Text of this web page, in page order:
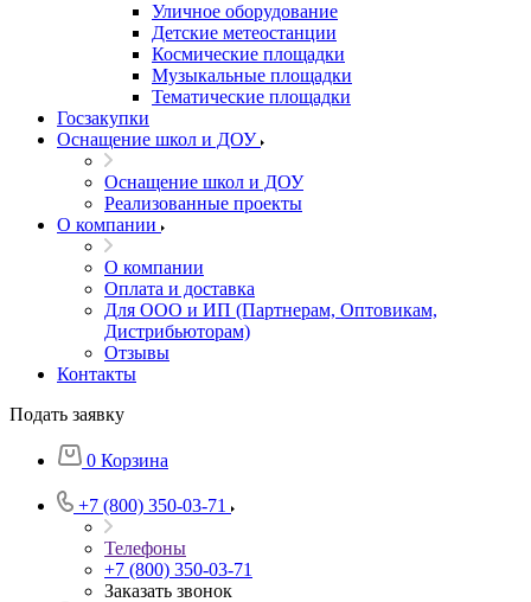
Уличное оборудование
Детские метеостанции
Космические площадки
Музыкальные площадки
Тематические площадки
Госзакупки
Оснащение школ и ДОУ
Оснащение школ и ДОУ
Реализованные проекты
О компании
О компании
Оплата и доставка
Для ООО и ИП (Партнерам, Оптовикам,
Дистрибьюторам)
Отзывы
Контакты
Подать заявку
0 Корзина
+7 (800) 350-03-71
Телефоны
+7 (800) 350-03-71
Заказать звонок